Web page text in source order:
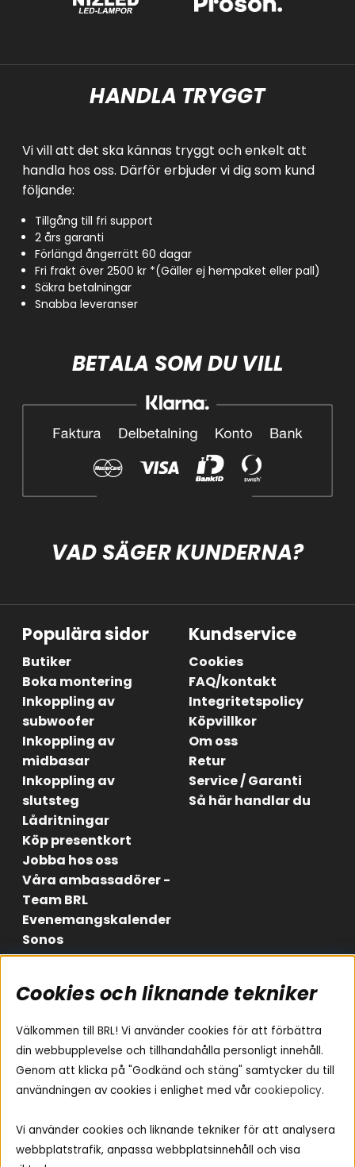
HANDLA TRYGGT
Vi vill att det ska kännas tryggt och enkelt att
handla hos oss. Därför erbjuder vi dig som kund
följande:
Tillgång till fri support
2 års garanti
Förlängd ångerrätt 60 dagar
Fri frakt över 2500 kr *(Gäller ej hempaket eller pall)
Säkra betalningar
Snabba leveranser
BETALA SOM DU VILL
VAD SÄGER KUNDERNA?
Populära sidor
Butiker
Boka montering
Inkoppling av
subwoofer
Inkoppling av
midbasar
Inkoppling av
slutsteg
Lådritningar
Köp presentkort
Jobba hos oss
Våra ambassadörer -
Team BRL
Evenemangskalender
Sonos
Kundservice
Cookies
FAQ/kontakt
Integritetspolicy
Köpvillkor
Om oss
Retur
Service / Garanti
Så här handlar du
Områden
Billjud
Hemmaljud
Medarbetare
Vad passar i min bil
Yamaha Musiccast
Ljud till A-traktorn
Ljud till båten
Ljud till lastbil
Följ oss
Instagram
Facebook
Youtube
Cookies och liknande tekniker
Välkommen till BRL! Vi använder cookies för att förbättra
din webbupplevelse och tillhandahålla personligt innehåll.
Genom att klicka på "Godkänd och stäng" samtycker du till
användningen av cookies i enlighet med vår cookiepolicy.
Vi använder cookies och liknande tekniker för att analysera
webbplatstrafik, anpassa webbplatsinnehåll och visa